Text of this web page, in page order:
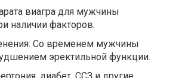
виагра для мужчины
наличии факторов:
Со временем мужчины
эректильной функции.